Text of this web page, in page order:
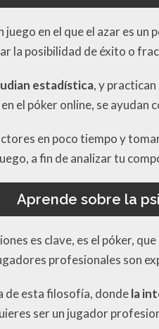
en el que el azar es
la posibilidad de éxito o
estadística, y
el póker online, se
en poco tiempo y
a fin de analizar tu
Aprende sobre la
es clave, es el póker,
profesionales son
de esta filosofía, dondela
ser un jugador